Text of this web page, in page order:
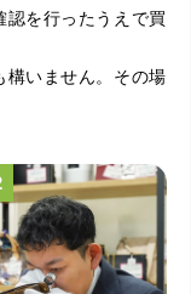
の雰囲気もやらし
ちついた敷居の
です。
を行ったうえで買
構いません。その場